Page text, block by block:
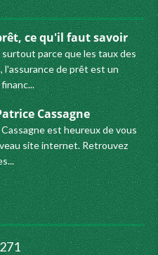
ce qu'il faut savoir
parce que les taux des
l'assurance de prêt est un
Cassagne
est heureux de vous
site internet. Retrouvez